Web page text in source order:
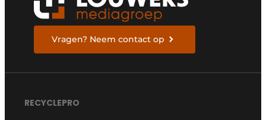
Vragen? Neem contact op
RECYCLEPRO